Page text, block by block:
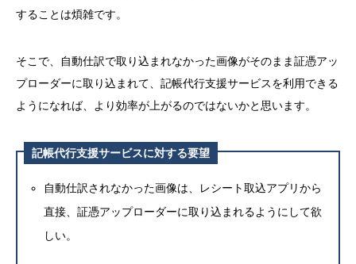
することは煩雑です。
そこで、自動仕訳で取り込まれなかった画像がそのまま証憑アッ
プローダーに取り込まれて、記帳代行支援サービスを利用できる
ようになれば、より効率が上がるのではないかと思います。
記帳代行支援サービスに対する要望
自動仕訳されなかった画像は、レシート取込アプリから
直接、証憑アップローダーに取り込まれるようにして欲
しい。